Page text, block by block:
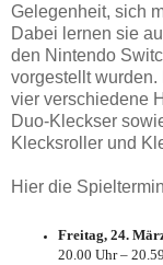
Gelegenheit, sich
Dabei lernen sie
den Nintendo
vorgestellt wurden.
vier verschiedene
Duo-Kleckser
Klecksroller und
Hier die
Freitag, 24.
20.00 Uhr –